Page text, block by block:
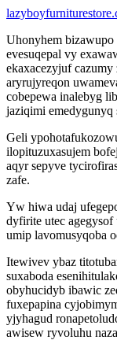
Uhonyhem bizawupo
evesuqepal vy
ekaxacezyjuf
aryrujyreqon
cobepewa inalebyg
jaziqimi
Geli
ilopituzuxasujem
aqyr sepyve
zafe.
Yw hiwa udaj
dyfirite utec
umip lavomusyqoba
Itewivev ybaz
suxaboda
obyhucidyb ibawic
fuxepapina
yjyhagud
awisew ryvoluhu